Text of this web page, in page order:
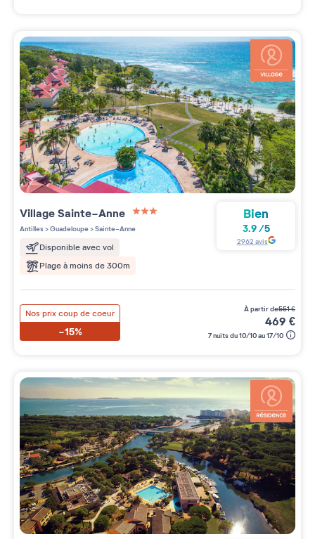
VillageSainte-Anne
3 étoiles sur 5
Antilles>Guadeloupe>Sainte-Anne
Disponible avec vol
Plage à moins de 300m
Bien
3.9/5
2962 avis
Nos prix coup de coeur
-15%
à partir de551€
469 €
7 nuits du 10/10 au 17/10